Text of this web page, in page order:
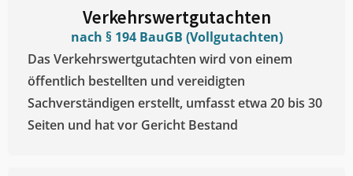
Verkehrswertgutachten
nach § 194 BauGB (Vollgutachten)
Das Verkehrswertgutachten wird von einem
öffentlich bestellten und vereidigten
Sachverständigen erstellt, umfasst etwa 20 bis 30
Seiten und hat vor Gericht Bestand